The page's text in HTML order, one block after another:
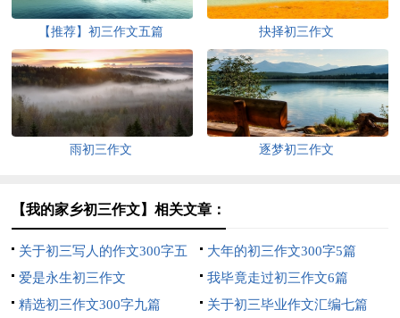
【推荐】初三作文五篇 抉择初三作文
雨初三作文 逐梦初三作文
【我的家乡初三作文】相关文章：
关于初三写人的作文300字五
篇
大年的初三作文300字5篇
爱是永生初三作文
我毕竟走过初三作文6篇
精选初三作文300字九篇
关于初三毕业作文汇编七篇